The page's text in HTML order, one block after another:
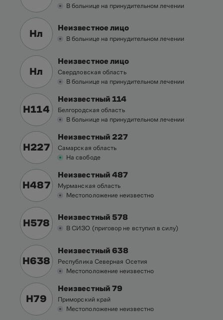
В больнице на принудительном лечении
Нл Неизвестное лицо
В больнице на принудительном лечении
Нл
Неизвестное лицо
Свердловская область
В больнице на принудительном лечении
Н114
Неизвестный 114
Белгородская область
В больнице на принудительном лечении
Н227
Неизвестный 227
Самарская область
На свободе
Н487
Неизвестный 487
Мурманская область
Местоположение неизвестно
Н578 Неизвестный 578
В СИЗО (приговор не вступил в силу)
Н638
Неизвестный 638
Республика Северная Осетия
Местоположение неизвестно
Н79
Неизвестный 79
Приморский край
Местоположение неизвестно